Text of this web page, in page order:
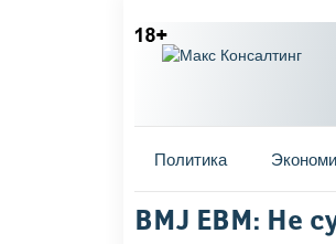
Главное
Политика
Вы здесь
BMJ EBM: Не